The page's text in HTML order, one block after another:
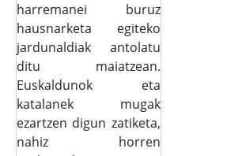
harremanei buruz
hausnarketa egiteko
jardunaldiak antolatu
ditu maiatzean.
Euskaldunok eta
katalanek mugak
ezartzen digun zatiketa,
nahiz horren